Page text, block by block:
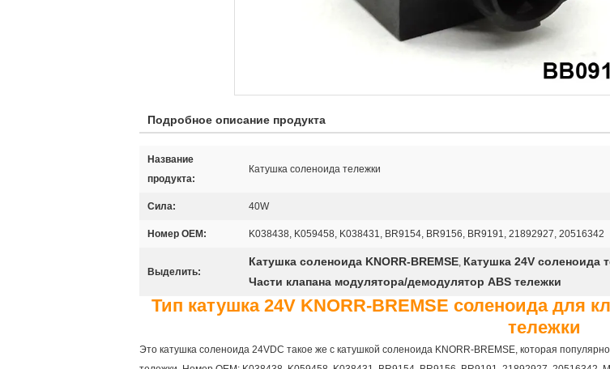
Подробное описание продукта
Название
продукта:
Катушка соленоида тележки
Сила: 40W
Номер OEM: K038438, K059458, K038431, BR9154, BR9156, BR9191, 21892927, 20516342
Выделить:
Катушка соленоида KNORR-BREMSE, Катушка 24V соленоида
Части клапана модулятора/демодулятор ABS тележки
Тип катушка 24V KNORR-BREMSE соленоида для
тележки
Это катушка соленоида 24VDC такое же с катушкой соленоида KNORR-BREMSE, которая